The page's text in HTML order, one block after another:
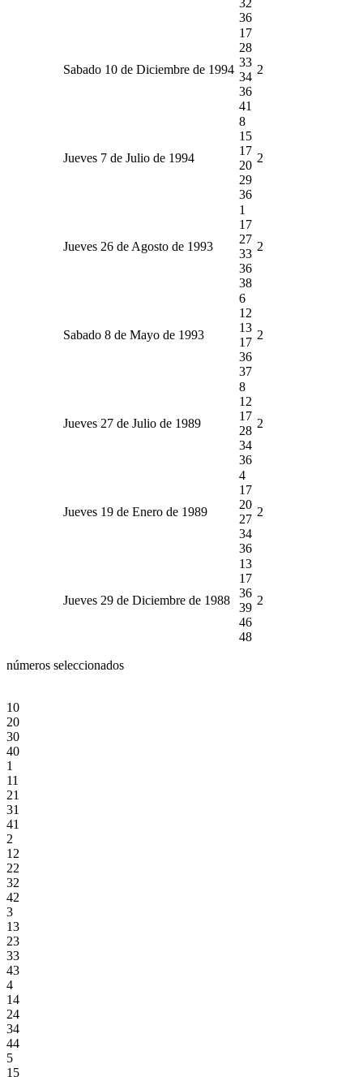
36
Sabado 10 de Diciembre de 1994
17
28
33
34
36
41
2
Jueves 7 de Julio de 1994
8
15
17
20
29
36
2
Jueves 26 de Agosto de 1993
1
17
27
33
36
38
2
Sabado 8 de Mayo de 1993
6
12
13
17
36
37
2
Jueves 27 de Julio de 1989
8
12
17
28
34
36
2
Jueves 19 de Enero de 1989
4
17
20
27
34
36
2
Jueves 29 de Diciembre de 1988
13
17
36
39
46
48
2
números seleccionados
10
20
30
40
1
11
21
31
41
2
12
22
32
42
3
13
23
33
43
4
14
24
34
44
5
15